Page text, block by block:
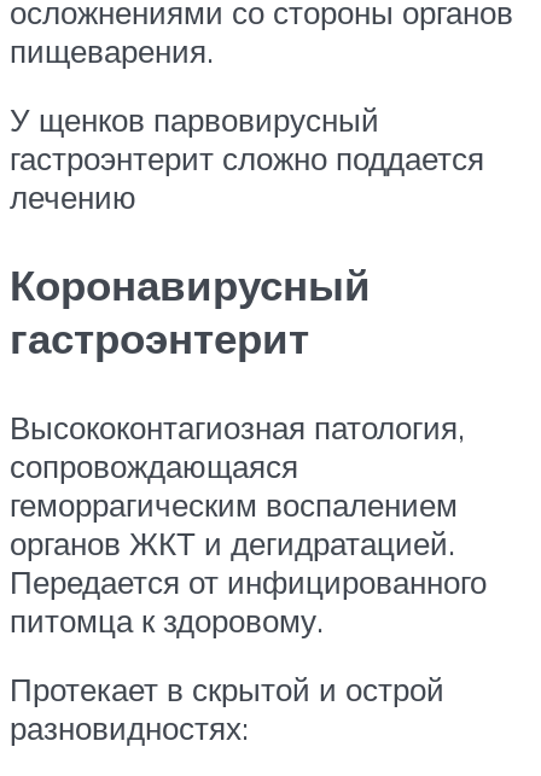
осложнениями со стороны органов
пищеварения.
У щенков парвовирусный
гастроэнтерит сложно поддается
лечению
Коронавирусный
гастроэнтерит
Высококонтагиозная патология,
сопровождающаяся
геморрагическим воспалением
органов ЖКТ и дегидратацией.
Передается от инфицированного
питомца к здоровому.
Протекает в скрытой и острой
разновидностях: